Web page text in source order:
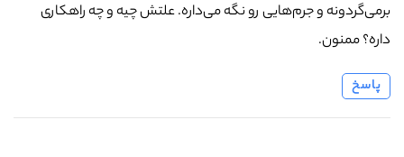
برمی‌گردونه و جرم‌هایی رو نگه می‌داره. علتش چیه و چه راهکاری
داره؟ ممنون.
پاسخ